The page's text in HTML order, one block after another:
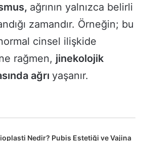
ağrının yalnızca belirli
zamandır. Örneğin; bu
cinsel ilişkide
rağmen, jinekolojik
ağrı yaşanır.
Nedir? Pubis Estetiği ve Vajina